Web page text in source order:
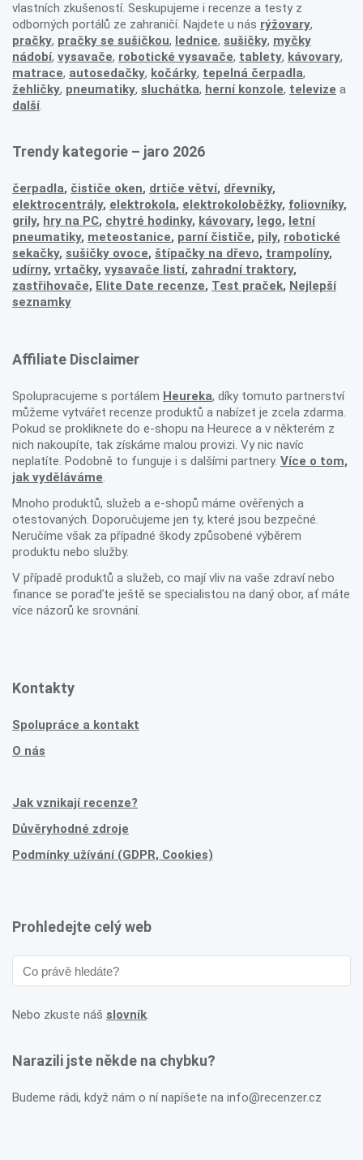
vlastních zkušeností. Seskupujeme i recenze a testy z
odborných portálů ze zahraničí. Najdete u nás rýžovary,
pračky, pračky se sušičkou, lednice, sušičky, myčky
nádobí, vysavače, robotické vysavače, tablety, kávovary,
matrace, autosedačky, kočárky, tepelná čerpadla,
žehličky, pneumatiky, sluchátka, herní konzole, televize a
další.
Trendy kategorie – jaro 2026
čerpadla, čističe oken, drtiče větví, dřevníky,
elektrocentrály, elektrokola, elektrokoloběžky, foliovníky,
grily, hry na PC, chytré hodinky, kávovary, lego, letní
pneumatiky, meteostanice, parní čističe, pily, robotické
sekačky, sušičky ovoce, štípačky na dřevo, trampolíny,
udírny, vrtačky, vysavače listí, zahradní traktory,
zastřihovače, Elite Date recenze, Test praček, Nejlepší
seznamky
Affiliate Disclaimer
Spolupracujeme s portálem Heureka, díky tomuto partnerství
můžeme vytvářet recenze produktů a nabízet je zcela zdarma.
Pokud se prokliknete do e-shopu na Heurece a v některém z
nich nakoupíte, tak získáme malou provizi. Vy nic navíc
neplatíte. Podobně to funguje i s dalšími partnery. Více o tom,
jak vyděláváme.
Mnoho produktů, služeb a e-shopů máme ověřených a
otestovaných. Doporučujeme jen ty, které jsou bezpečné.
Neručíme však za případné škody způsobené výběrem
produktu nebo služby.
V případě produktů a služeb, co mají vliv na vaše zdraví nebo
finance se poraďte ještě se specialistou na daný obor, ať máte
více názorů ke srovnání.
Kontakty
Spolupráce a kontakt
O nás
Jak vznikají recenze?
Důvěryhodné zdroje
Podmínky užívání (GDPR, Cookies)
Prohledejte celý web
Nebo zkuste náš slovník.
Narazili jste někde na chybku?
Budeme rádi, když nám o ní napíšete na info@recenzer.cz